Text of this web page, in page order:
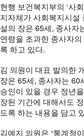
현행 보건복지부의 ‘사
지자체가 사회복지시설
설의 장은 65세, 종사자
연령을 초과한 종사자
록 하고 있다.
김 의원이 대표 발의한
장은 65세, 종사자는 60
승인이 있을 경우 정년
장된 기간에 대해서도
도록 하는 내용을 담고
김예지 의원은 “통계청